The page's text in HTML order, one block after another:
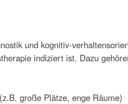
und kognitiv-
indiziert ist. Dazu
große Plätze, enge Räume)